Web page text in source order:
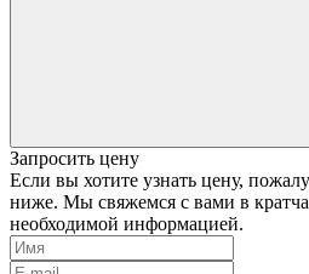
Запросить цену
Если вы хотите узнать цену,
ниже. Мы свяжемся с вами в
необходимой информацией.